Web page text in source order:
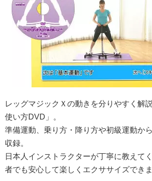
レッグマジックＸの動きを分りやすく解
使い方DVD」。
準備運動、乗り方・降り方や初級運動か
収録。
日本人インストラクターが丁寧に教えて
者でも安心して楽しくエクササイズでき